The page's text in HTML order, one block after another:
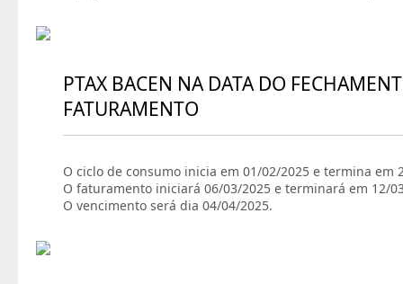
PTAX BACEN NA DATA DO
FATURAMENTO
O ciclo de consumo inicia em 01/02/2025 e termina em
O faturamento iniciará 06/03/2025 e terminará em 12/
O vencimento será dia 04/04/2025.